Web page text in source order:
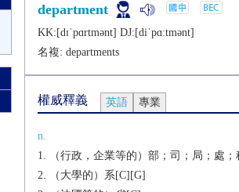
department
KK:[dɪˈpɑrtmǝnt] DJ:[diˈpɑːtmǝnt]
名複: departments
權威釋義 英語 專業
n.
（行政，企業等的）部；司；局；處
（大學的）系[C][G]